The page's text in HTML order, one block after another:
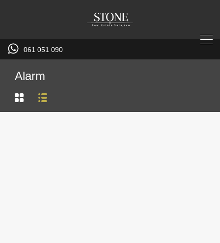
061 051 090
Alarm